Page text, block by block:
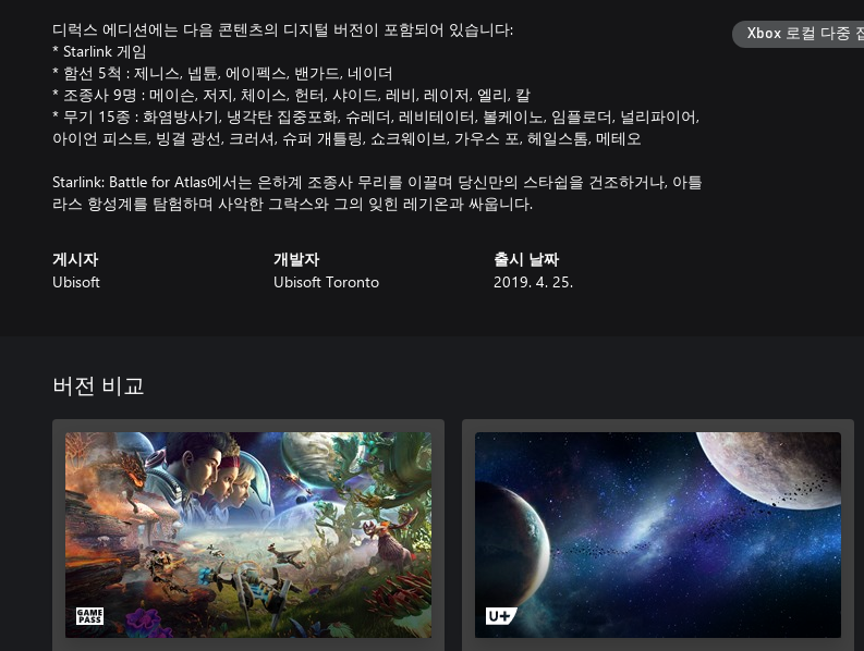
디럭스 에디션에는 다음 콘텐츠의 디지털 버전이 포함되어 있습니다:
* Starlink 게임
* 함선 5척 : 제니스, 넵튠, 에이펙스, 밴가드, 네이더
* 조종사 9명 : 메이슨, 저지, 체이스, 헌터, 샤이드, 레비, 레이저, 엘리, 칼
* 무기 15종 : 화염방사기, 냉각탄 집중포화, 슈레더, 레비테이터, 볼케이노, 임플로더, 널리파이어,
아이언 피스트, 빙결 광선, 크러셔, 슈퍼 개틀링, 쇼크웨이브, 가우스 포, 헤일스톰, 메테오
Starlink: Battle for Atlas에서는 은하계 조종사 무리를 이끌며 당신만의 스타쉽을 건조하거나, 아틀
라스 항성계를 탐험하며 사악한 그락스와 그의 잊힌 레기온과 싸웁니다.
게시자
Ubisoft
개발자
Ubisoft Toronto
출시 날짜
2019. 4. 25.
Xbox 로컬 다중
버전 비교